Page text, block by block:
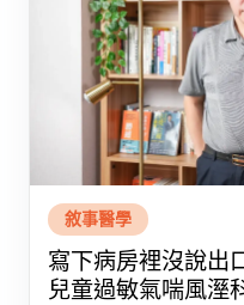
敘事醫學
寫下病房裡沒說出
兒童過敏氣喘風溼